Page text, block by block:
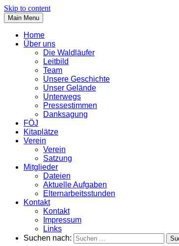
Skip to content
Main Menu
Home
Über uns
Die Waldläufer
Leitbild
Team
Unsere Geschichte
Unser Gelände
Unterwegs
Pressestimmen
Danksagung
FÖJ
Kitaplätze
Verein
Verein
Satzung
Mitglieder
Dateien
Aktuelle Aufgaben
Elternarbeitsstunden
Kontakt
Kontakt
Impressum
Links
Suchen nach: